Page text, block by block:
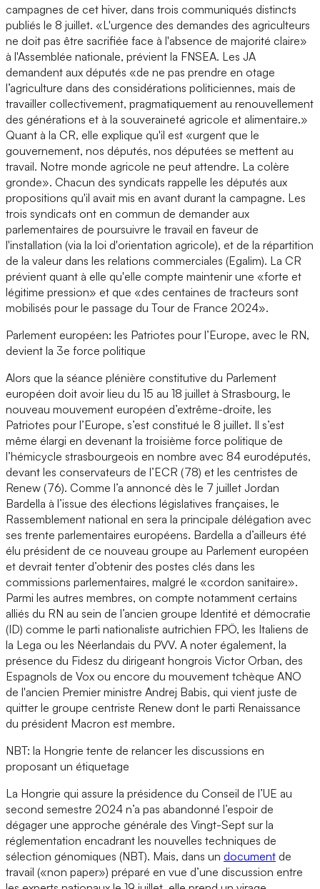
campagnes de cet hiver, dans trois communiqués distincts
publiés le 8 juillet. «L'urgence des demandes des agriculteurs
ne doit pas être sacrifiée face à l'absence de majorité claire»
à l'Assemblée nationale, prévient la FNSEA. Les JA
demandent aux députés «de ne pas prendre en otage
l’agriculture dans des considérations politiciennes, mais de
travailler collectivement, pragmatiquement au renouvellement
des générations et à la souveraineté agricole et alimentaire.»
Quant à la CR, elle explique qu'il est «urgent que le
gouvernement, nos députés, nos députées se mettent au
travail. Notre monde agricole ne peut attendre. La colère
gronde». Chacun des syndicats rappelle les députés aux
propositions qu'il avait mis en avant durant la campagne. Les
trois syndicats ont en commun de demander aux
parlementaires de poursuivre le travail en faveur de
l'installation (via la loi d'orientation agricole), et de la répartition
de la valeur dans les relations commerciales (Egalim). La CR
prévient quant à elle qu'elle compte maintenir une «forte et
légitime pression» et que «des centaines de tracteurs sont
mobilisés pour le passage du Tour de France 2024».
Parlement européen: les Patriotes pour l’Europe, avec le RN,
devient la 3e force politique
Alors que la séance plénière constitutive du Parlement
européen doit avoir lieu du 15 au 18 juillet à Strasbourg, le
nouveau mouvement européen d’extrême-droite, les
Patriotes pour l’Europe, s’est constitué le 8 juillet. Il s’est
même élargi en devenant la troisième force politique de
l’hémicycle strasbourgeois en nombre avec 84 eurodéputés,
devant les conservateurs de l’ECR (78) et les centristes de
Renew (76). Comme l’a annoncé dès le 7 juillet Jordan
Bardella à l’issue des élections législatives françaises, le
Rassemblement national en sera la principale délégation avec
ses trente parlementaires européens. Bardella a d’ailleurs été
élu président de ce nouveau groupe au Parlement européen
et devrait tenter d’obtenir des postes clés dans les
commissions parlementaires, malgré le «cordon sanitaire».
Parmi les autres membres, on compte notamment certains
alliés du RN au sein de l’ancien groupe Identité et démocratie
(ID) comme le parti nationaliste autrichien FPÖ, les Italiens de
la Lega ou les Néerlandais du PVV. A noter également, la
présence du Fidesz du dirigeant hongrois Victor Orban, des
Espagnols de Vox ou encore du mouvement tchèque ANO
de l'ancien Premier ministre Andrej Babis, qui vient juste de
quitter le groupe centriste Renew dont le parti Renaissance
du président Macron est membre.
NBT: la Hongrie tente de relancer les discussions en
proposant un étiquetage
La Hongrie qui assure la présidence du Conseil de l’UE au
second semestre 2024 n’a pas abandonné l’espoir de
dégager une approche générale des Vingt-Sept sur la
réglementation encadrant les nouvelles techniques de
sélection génomiques (NBT). Mais, dans un document de
travail («non paper») préparé en vue d’une discussion entre